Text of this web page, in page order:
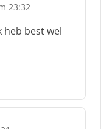
23:32
heb best wel